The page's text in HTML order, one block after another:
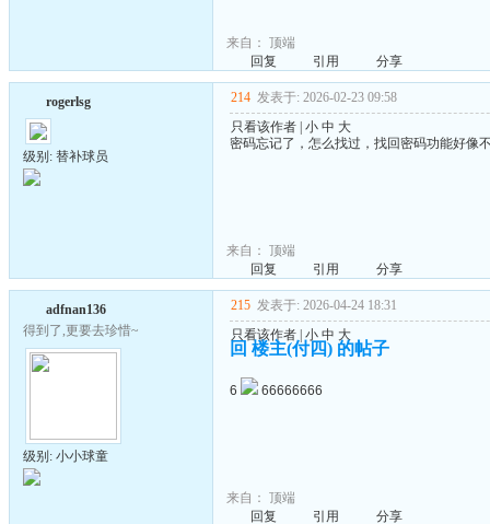
来自： 顶端
回复
引用 分享
rogerlsg
级别: 替补球员
214 发表于: 2026-02-23 09:58
只看该作者 小 中 大
密码忘记了，怎么找过，找回密码功能好像
来自： 顶端
回复
引用 分享
adfnan136
得到了,更要去珍惜~
级别: 小小球童
215 发表于: 2026-04-24 18:31
只看该作者 小 中 大
回 楼主(付四) 的帖子
6 66666666
来自： 顶端
回复
引用 分享